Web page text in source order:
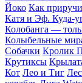
Йоко Как
Катя и Эф. Куда-
Колобанга —
Колыбельные
Собачки Кролик
Крутиксы
Кот Лео и Тиг